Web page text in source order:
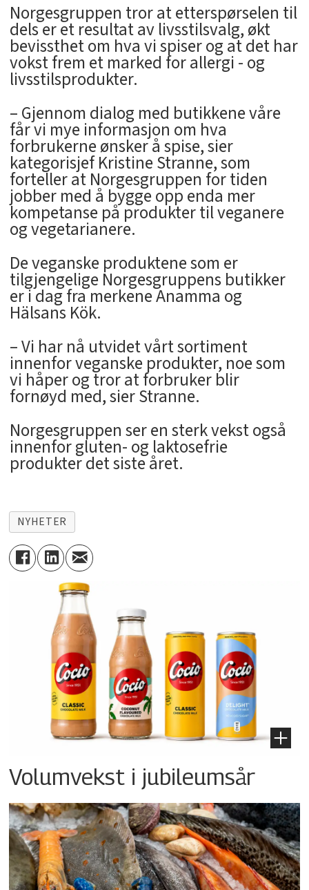
Norgesgruppen tror at etterspørselen til
dels er et resultat av livsstilsvalg, økt
bevissthet om hva vi spiser og at det har
vokst frem et marked for allergi - og
livsstilsprodukter.
– Gjennom dialog med butikkene våre
får vi mye informasjon om hva
forbrukerne ønsker å spise, sier
kategorisjef Kristine Stranne, som
forteller at Norgesgruppen for tiden
jobber med å bygge opp enda mer
kompetanse på produkter til veganere
og vegetarianere.
De veganske produktene som er
tilgjengelige Norgesgruppens butikker
er i dag fra merkene Anamma og
Hälsans Kök.
– Vi har nå utvidet vårt sortiment
innenfor veganske produkter, noe som
vi håper og tror at forbruker blir
fornøyd med, sier Stranne.
Norgesgruppen ser en sterk vekst også
innenfor gluten- og laktosefrie
produkter det siste året.
NYHETER
Volumvekst i jubileumsår